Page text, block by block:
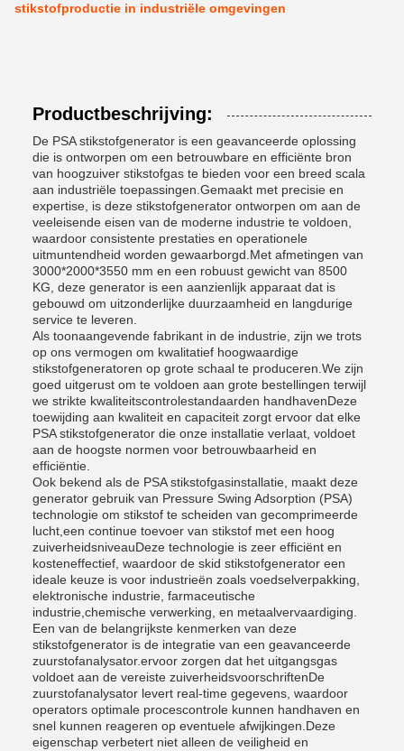
stikstofproductie in industriële omgevingen
Productbeschrijving:
De PSA stikstofgenerator is een geavanceerde oplossing
die is ontworpen om een betrouwbare en efficiënte bron
van hoogzuiver stikstofgas te bieden voor een breed scala
aan industriële toepassingen.Gemaakt met precisie en
expertise, is deze stikstofgenerator ontworpen om aan de
veeleisende eisen van de moderne industrie te voldoen,
waardoor consistente prestaties en operationele
uitmuntendheid worden gewaarborgd.Met afmetingen van
3000*2000*3550 mm en een robuust gewicht van 8500
KG, deze generator is een aanzienlijk apparaat dat is
gebouwd om uitzonderlijke duurzaamheid en langdurige
service te leveren.
Als toonaangevende fabrikant in de industrie, zijn we trots
op ons vermogen om kwalitatief hoogwaardige
stikstofgeneratoren op grote schaal te produceren.We zijn
goed uitgerust om te voldoen aan grote bestellingen terwijl
we strikte kwaliteitscontrolestandaarden handhavenDeze
toewijding aan kwaliteit en capaciteit zorgt ervoor dat elke
PSA stikstofgenerator die onze installatie verlaat, voldoet
aan de hoogste normen voor betrouwbaarheid en
efficiëntie.
Ook bekend als de PSA stikstofgasinstallatie, maakt deze
generator gebruik van Pressure Swing Adsorption (PSA)
technologie om stikstof te scheiden van gecomprimeerde
lucht,een continue toevoer van stikstof met een hoog
zuiverheidsniveauDeze technologie is zeer efficiënt en
kosteneffectief, waardoor de skid stikstofgenerator een
ideale keuze is voor industrieën zoals voedselverpakking,
elektronische industrie, farmaceutische
industrie,chemische verwerking, en metaalvervaardiging.
Een van de belangrijkste kenmerken van deze
stikstofgenerator is de integratie van een geavanceerde
zuurstofanalysator.ervoor zorgen dat het uitgangsgas
voldoet aan de vereiste zuiverheidsvoorschriftenDe
zuurstofanalysator levert real-time gegevens, waardoor
operators optimale procescontrole kunnen handhaven en
snel kunnen reageren op eventuele afwijkingen.Deze
eigenschap verbetert niet alleen de veiligheid en